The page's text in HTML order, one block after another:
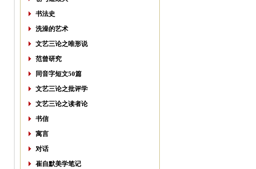
书法史
洗澡的艺术
文艺三论之唯形说
范曾研究
同音字短文50篇
文艺三论之批评学
文艺三论之读者论
书信
寓言
对话
崔自默美学笔记